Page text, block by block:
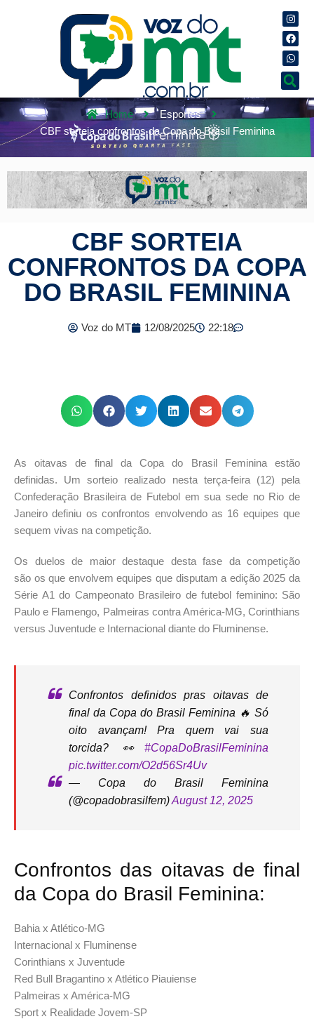
Home
Esportes
CBF sorteia confrontos da Copa do Brasil Feminina
CBF SORTEIA
CONFRONTOS DA COPA
DO BRASIL FEMININA
Voz do MT 12/08/2025 22:18
As oitavas de final da Copa do Brasil Feminina estão
definidas. Um sorteio realizado nesta terça-feira (12) pela
Confederação Brasileira de Futebol em sua sede no Rio de
Janeiro definiu os confrontos envolvendo as 16 equipes que
sequem vivas na competição.
Os duelos de maior destaque desta fase da competição
são os que envolvem equipes que disputam a edição 2025 da
Série A1 do Campeonato Brasileiro de futebol feminino: São
Paulo e Flamengo, Palmeiras contra América-MG, Corinthians
versus Juventude e Internacional diante do Fluminense.
Confrontos definidos pras oitavas de
final da Copa do Brasil Feminina 🔥 Só
oito avançam! Pra quem vai sua
torcida? 👀 #CopaDoBrasilFeminina
pic.twitter.com/O2d56Sr4Uv
— Copa do Brasil Feminina
(@copadobrasilfem)August 12, 2025
Confrontos das oitavas de final
da Copa do Brasil Feminina:
Bahia x Atlético-MG
Internacional x Fluminense
Corinthians x Juventude
Red Bull Bragantino x Atlético Piauiense
Palmeiras x América-MG
Sport x Realidade Jovem-SP